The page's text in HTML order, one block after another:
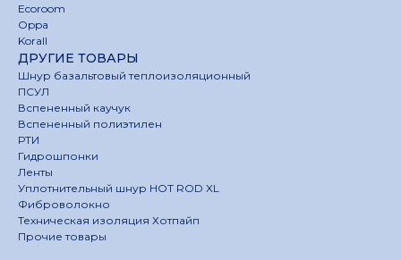
Ecoroom
Oppa
Korall
ДРУГИЕ ТОВАРЫ
Шнур базальтовый теплоизоляционный
ПСУЛ
Вспененный каучук
Вспененный полиэтилен
РТИ
Гидрошпонки
Ленты
Уплотнительный шнур HOT ROD XL
Фиброволокно
Техническая изоляция Хотпайп
Прочие товары